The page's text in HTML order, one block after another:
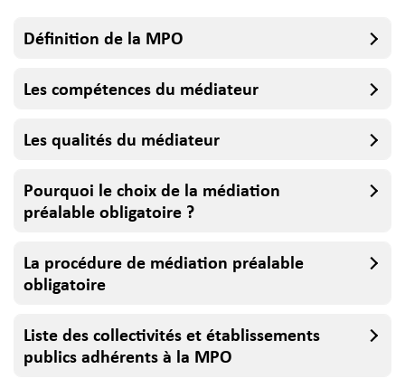
Définition de la MPO
Les compétences du médiateur
Les qualités du médiateur
Pourquoi le choix de la médiation
préalable obligatoire ?
La procédure de médiation préalable
obligatoire
Liste des collectivités et établissements
publics adhérents à la MPO